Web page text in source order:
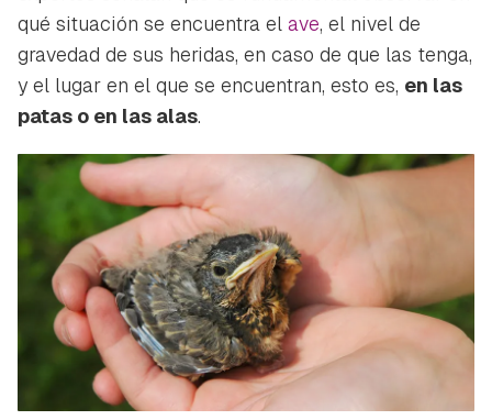
qué situación se encuentra el ave, el nivel de
gravedad de sus heridas, en caso de que las tenga,
y el lugar en el que se encuentran, esto es, en las
patas o en las alas.